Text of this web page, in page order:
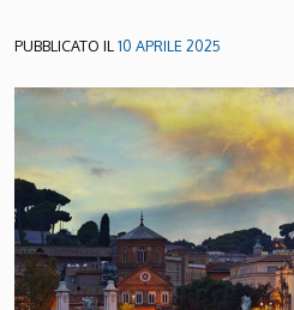
PUBBLICATO IL10 APRILE 2025